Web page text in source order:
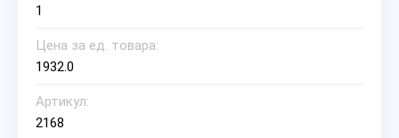
1
Цена за ед. товара:
1932.0
Артикул:
2168